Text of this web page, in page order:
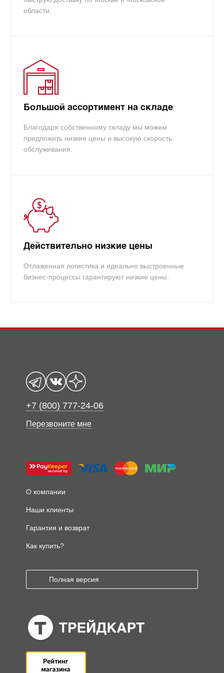
Доп. Артикула:
области.
Большой ассортимент на складе
Благодаря собственному складу мы можем
предложить низкие цены и высокую скорость
обслуживания.
Действительно низкие цены
Отлаженная логистика и идеально выстроенные
бизнес-процессы гарантируют низкие цены.
+7 (800) 777-24-06
Перезвоните мне
О компании
Наши клиенты
Гарантия и возврат
Как купить?
Полная версия